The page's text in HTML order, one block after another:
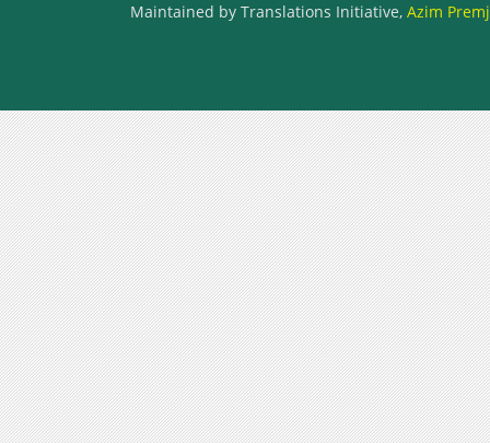
Maintained by Translations Initiative, Azim